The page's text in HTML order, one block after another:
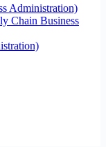
Administration)
Chain Business